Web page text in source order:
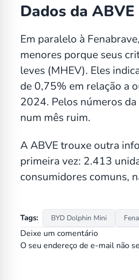
Dados da ABVE
Em paralelo à
menores porque seus
leves (MHEV). Eles
de 0,75% em relação a
2024. Pelos números
num mês ruim.
A ABVE trouxe outra
primeira vez: 2.413
consumidores comuns,
Tags: BYD Dolphin Mini
Deixe um comentário
O seu endereço de e-mail não